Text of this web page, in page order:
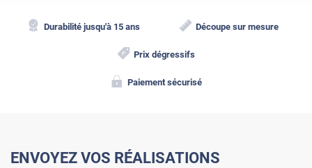
Durabilité jusqu'à 15 ans Découpe sur mesure
Prix dégressifs
Paiement sécurisé
ENVOYEZ VOS RÉALISATIONS